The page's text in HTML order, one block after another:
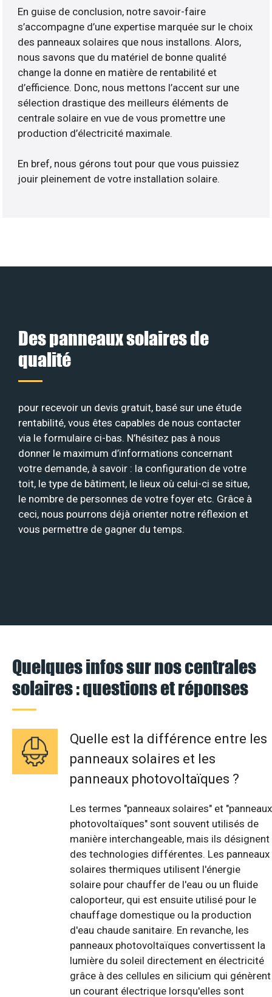
En guise de conclusion, notre savoir-faire
s’accompagne d’une expertise marquée sur le choix
des panneaux solaires que nous installons. Alors,
nous savons que du matériel de bonne qualité
change la donne en matière de rentabilité et
d’efficience. Donc, nous mettons l’accent sur une
sélection drastique des meilleurs éléments de
centrale solaire en vue de vous promettre une
production d’électricité maximale.
En bref, nous gérons tout pour que vous puissiez
jouir pleinement de votre installation solaire.
Des panneaux solaires de
qualité
pour recevoir un devis gratuit, basé sur une étude
rentabilité, vous êtes capables de nous contacter
via le formulaire ci-bas. N’hésitez pas à nous
donner le maximum d’informations concernant
votre demande, à savoir : la configuration de votre
toit, le type de bâtiment, le lieux où celui-ci se situe,
le nombre de personnes de votre foyer etc. Grâce à
ceci, nous pourrons déjà orienter notre réflexion et
vous permettre de gagner du temps.
Quelques infos sur nos centrales
solaires : questions et réponses
Quelle est la différence entre les
panneaux solaires et les
panneaux photovoltaïques ?
Les termes "panneaux solaires" et "panneaux
photovoltaïques" sont souvent utilisés de
manière interchangeable, mais ils désignent
des technologies différentes. Les panneaux
solaires thermiques utilisent l'énergie
solaire pour chauffer de l'eau ou un fluide
caloporteur, qui est ensuite utilisé pour le
chauffage domestique ou la production
d'eau chaude sanitaire. En revanche, les
panneaux photovoltaïques convertissent la
lumière du soleil directement en électricité
grâce à des cellules en silicium qui génèrent
un courant électrique lorsqu'elles sont